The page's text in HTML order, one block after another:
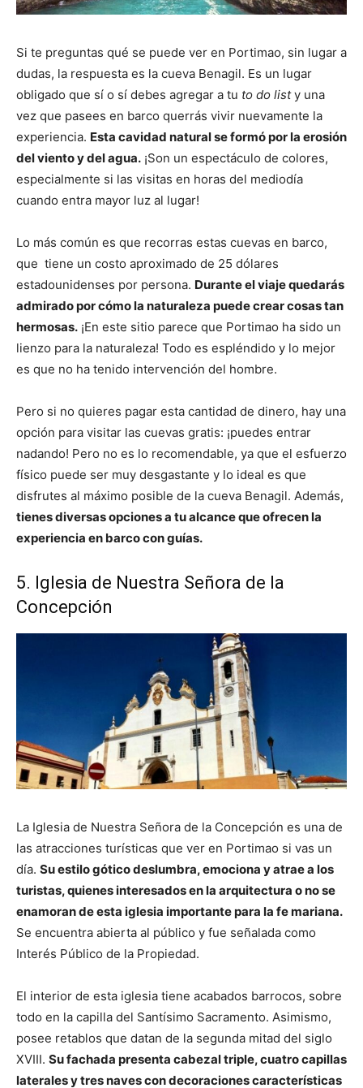
Si te preguntas qué se puede ver en Portimao, sin lugar a
dudas, la respuesta es la cueva Benagil. Es un lugar
obligado que sí o sí debes agregar a tu to do listy una
vez que pasees en barco querrás vivir nuevamente la
experiencia. Esta cavidad natural se formó por la erosión
del viento y del agua. ¡Son un espectáculo de colores,
especialmente si las visitas en horas del mediodía
cuando entra mayor luz al lugar!
Lo más común es que recorras estas cuevas en barco,
que tiene un costo aproximado de 25 dólares
estadounidenses por persona. Durante el viaje quedarás
admirado por cómo la naturaleza puede crear cosas tan
hermosas. ¡En este sitio parece que Portimao ha sido un
lienzo para la naturaleza! Todo es espléndido y lo mejor
es que no ha tenido intervención del hombre.
Pero si no quieres pagar esta cantidad de dinero, hay una
opción para visitar las cuevas gratis: ¡puedes entrar
nadando! Pero no es lo recomendable, ya que el esfuerzo
físico puede ser muy desgastante y lo ideal es que
disfrutes al máximo posible de la cueva Benagil. Además,
tienes diversas opciones a tu alcance que ofrecen la
experiencia en barco con guías.
5. Iglesia de Nuestra Señora de la
Concepción
La Iglesia de Nuestra Señora de la Concepción es una de
las atracciones turísticas que ver en Portimao si vas un
día. Su estilo gótico deslumbra, emociona y atrae a los
turistas, quienes interesados en la arquitectura o no se
enamoran de esta iglesia importante para la fe mariana.
Se encuentra abierta al público y fue señalada como
Interés Público de la Propiedad.
El interior de esta iglesia tiene acabados barrocos, sobre
todo en la capilla del Santísimo Sacramento. Asimismo,
posee retablos que datan de la segunda mitad del siglo
XVIII. Su fachada presenta cabezal triple, cuatro capillas
laterales y tres naves con decoraciones características